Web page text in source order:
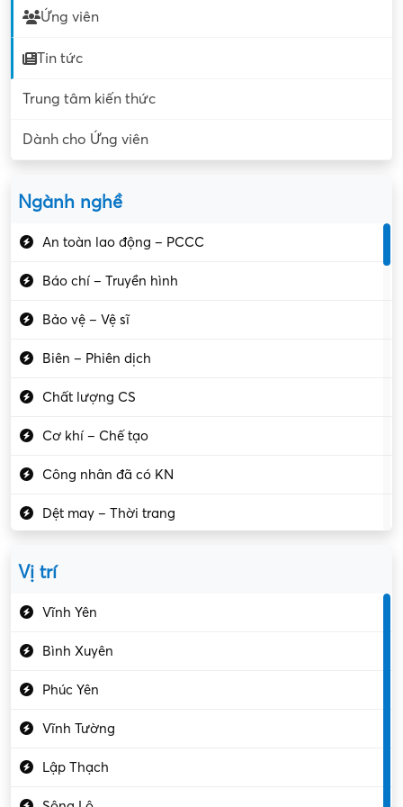
Ứng viên
Tin tức
Trung tâm kiến thức
Dành cho Ứng viên
Ngành nghề
An toàn lao động – PCCC
Báo chí – Truyền hình
Bảo vệ – Vệ sĩ
Biên – Phiên dịch
Chất lượng CS
Cơ khí – Chế tạo
Công nhân đã có KN
Dệt may – Thời trang
Vị trí
Vĩnh Yên
Bình Xuyên
Phúc Yên
Vĩnh Tường
Lập Thạch